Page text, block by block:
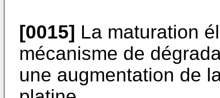
[0015] La maturation
mécanisme de
une augmentation de